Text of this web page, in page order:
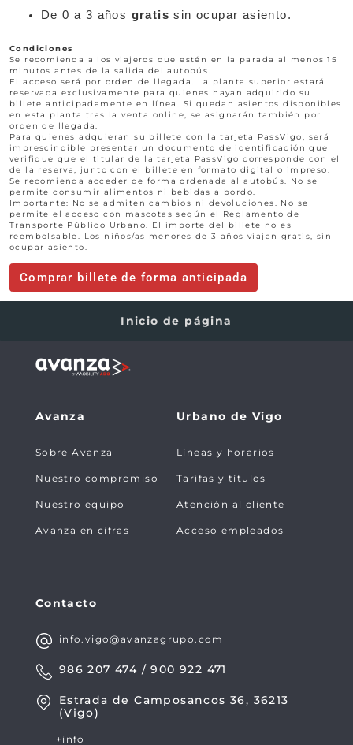
De 0 a 3 años gratis sin ocupar asiento.
Condiciones
Se recomienda a los viajeros que estén en la parada al menos 15
minutos antes de la salida del autobús.
El acceso será por orden de llegada. La planta superior estará
reservada exclusivamente para quienes hayan adquirido su
billete anticipadamente en línea. Si quedan asientos disponibles
en esta planta tras la venta online, se asignarán también por
orden de llegada.
Para quienes adquieran su billete con la tarjeta PassVigo, será
imprescindible presentar un documento de identificación que
verifique que el titular de la tarjeta PassVigo corresponde con el
de la reserva, junto con el billete en formato digital o impreso.
Se recomienda acceder de forma ordenada al autobús. No se
permite consumir alimentos ni bebidas a bordo.
Importante: No se admiten cambios ni devoluciones. No se
permite el acceso con mascotas según el Reglamento de
Transporte Público Urbano. El importe del billete no es
reembolsable. Los niños/as menores de 3 años viajan gratis, sin
ocupar asiento.
Comprar billete de forma anticipada
Inicio de página
Avanza
Sobre Avanza
Nuestro compromiso
Nuestro equipo
Avanza en cifras
Urbano de Vigo
Líneas y horarios
Tarifas y títulos
Atención al cliente
Acceso empleados
Contacto
info.vigo@avanzagrupo.com
986 207 474 / 900 922 471
Estrada de Camposancos 36, 36213
(Vigo)
+info